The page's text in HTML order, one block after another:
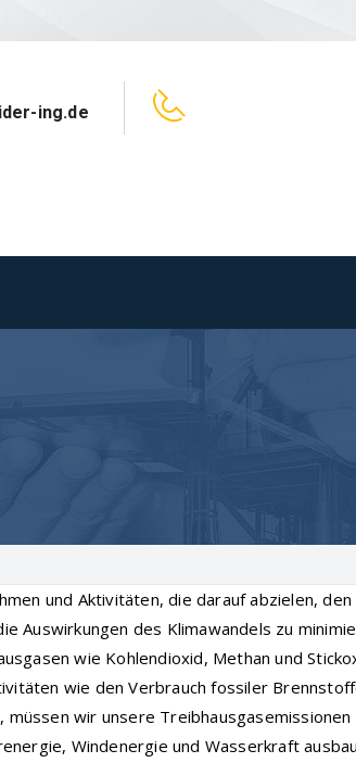
ing.de
und Aktivitäten, die darauf abzielen,
Auswirkungen des Klimawandels zu
wie Kohlendioxid, Methan und
wie den Verbrauch fossiler
müssen wir unsere
Windenergie und Wasserkraft